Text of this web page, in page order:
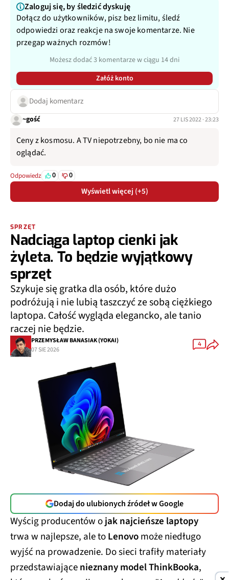
Zaloguj się, by śledzić dyskuję
Dołącz do użytkowników, pisz bez limitu, śledź
odpowiedzi oraz reakcje na swoje komentarze. Nie
przegap ważnych rozmów!
Możesz dodać 3 komentarze w ciągu 14 dni
Załóż konto
Dodaj komentarz
~gość 27 LIS 2022 · 23:23
Ceny z kosmosu. A TV niepotrzebny, bo nie ma co
oglądać.
Odpowiedz 0 0
Wyświetl więcej (+5)
SPRZĘT
Nadciąga laptop cienki jak
żyleta. To będzie wyjątkowy
sprzęt
Szykuje się gratka dla osób, które dużo
podróżują i nie lubią taszczyć ze sobą ciężkiego
laptopa. Całość wygląda elegancko, ale tanio
raczej nie będzie.
PRZEMYSŁAW BANASIAK (YOKAI)
07 SIE 2026
4
Dodaj do ulubionych źródeł w Google
Wyścig producentów ojak najcieńsze laptopy
trwa w najlepsze, ale toLenovomoże niedługo
wyjść na prowadzenie. Do sieci trafiły materiały
przedstawiającenieznany model ThinkBooka,